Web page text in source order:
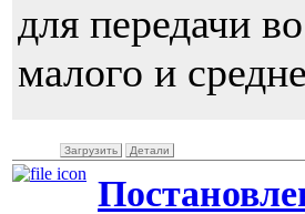
для передачи
малого и
Загрузить Детали